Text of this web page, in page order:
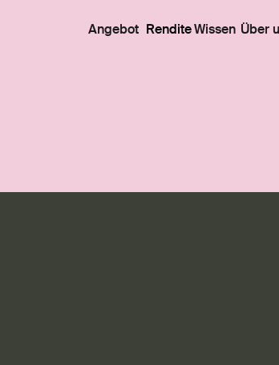
Angebot RenditeWissen Über